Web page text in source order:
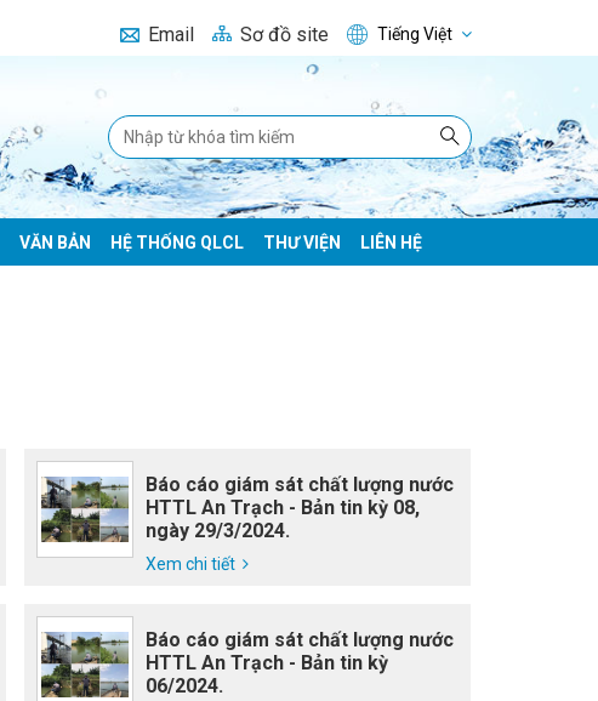
Email Sơ đồ site Tiếng Việt
VĂN BẢN HỆ THỐNG QLCL THƯ VIỆN LIÊN HỆ
Báo cáo giám sát chất lượng nước
HTTL An Trạch - Bản tin kỳ 08,
ngày 29/3/2024.
Xem chi tiết
Báo cáo giám sát chất lượng nước
HTTL An Trạch - Bản tin kỳ
06/2024.